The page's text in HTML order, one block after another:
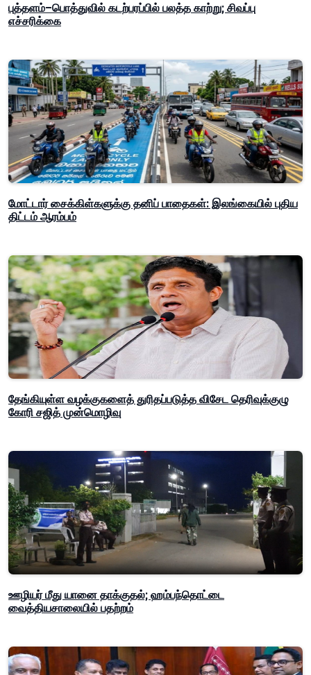
புத்தளம்–பொத்துவில் கடற்பரப்பில் பலத்த காற்று; சிவப்பு
எச்சரிக்கை
மோட்டார் சைக்கிள்களுக்கு தனிப் பாதைகள்: இலங்கையில் புதிய
திட்டம் ஆரம்பம்
தேங்கியுள்ள வழக்குகளைத் துரிதப்படுத்த விசேட தெரிவுக்குழு
கோரி சஜித் முன்மொழிவு
ஊழியர் மீது யானை தாக்குதல்; ஹம்பந்தொட்டை
வைத்தியசாலையில் பதற்றம்